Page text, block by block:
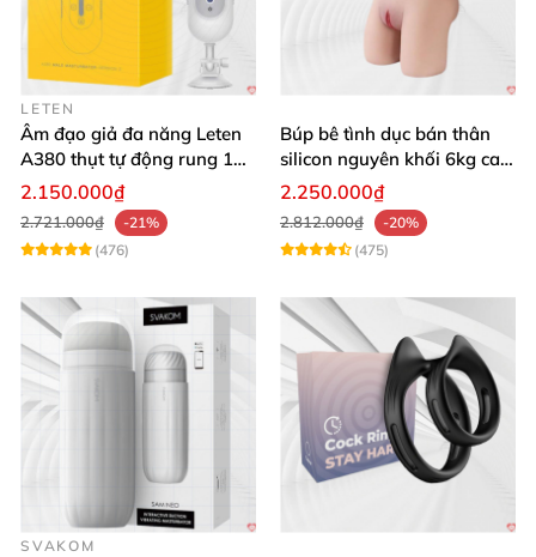
LETEN
Âm đạo giả đa năng Leten
A380 thụt tự động rung 10
chế độ
2.150.000₫
2.721.000₫
-21%
(476)
Búp bê tình dục bán thân
silicon nguyên khối 6kg cao
cấp giá rẻ
2.250.000₫
2.812.000₫
-20%
(475)
SVAKOM